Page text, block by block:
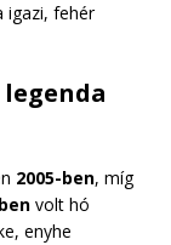
igazi, fehér
2005-ben, míg
volt hó
enyhe